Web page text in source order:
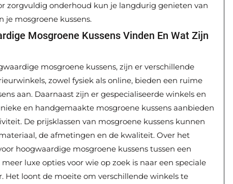
zorgvuldig onderhoud kun je langdurig genieten van
je mosgroene kussens.
Mosgroene Kussens Vinden En Wat Zijn
mosgroene kussens, zijn er verschillende
zowel fysiek als online, bieden een ruime
aan. Daarnaast zijn er gespecialiseerde winkels en
en handgemaakte mosgroene kussens aanbieden
De prijsklassen van mosgroene kussens kunnen
de afmetingen en de kwaliteit. Over het
hoogwaardige mosgroene kussens tussen een
luxe opties voor wie op zoek is naar een speciale
Het loont de moeite om verschillende winkels te